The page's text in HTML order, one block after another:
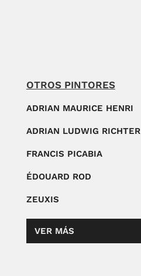
OTROS PINTORES
ADRIAN MAURICE HENRI
ADRIAN LUDWIG RICHTER
FRANCIS PICABIA
ÉDOUARD ROD
ZEUXIS
VER MÁS